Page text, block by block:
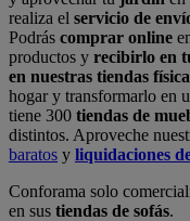
realiza el servicio de
Podrás comprar online
productos y recibirlo en
en nuestras tiendas
hogar y transformarlo en
tiene 300 tiendas de
distintos. Aproveche
baratos y liquidaciones
Conforama solo
en sus tiendas de sofás.